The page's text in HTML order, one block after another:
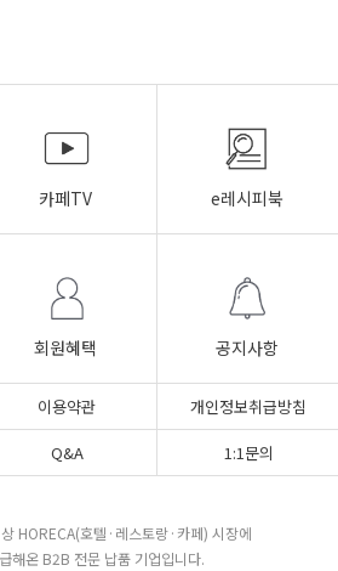
카페TV e레시피북
회원혜택 공지사항
이용약관
개인정보취급방침
Q&A 1:1문의
HORECA(호텔·레스토랑·카페) 시장에
해온 B2B 전문 납품 기업입니다.